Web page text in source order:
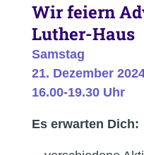
Wir feiern
Luther-Haus
Samstag
21. Dezember
16.00-19.30 Uhr
Es erwarten Dich: